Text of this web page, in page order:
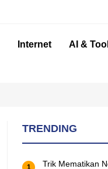
Internet AI &
TRENDING
Trik Mematikan